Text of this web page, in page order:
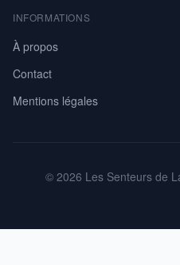
INFORMATIONS
À propos
Contact
Mentions légales
© 2026 Les Senteurs de